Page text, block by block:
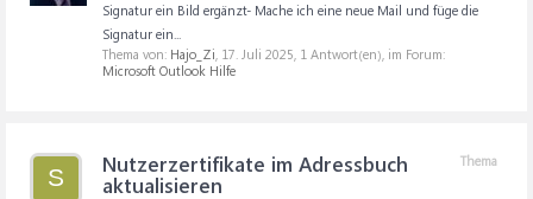
Signatur ein Bild ergänzt- Mache ich eine neue Mail und füge die
Signatur ein...
Thema von: Hajo_Zi, 17. Juli 2025, 1 Antwort(en), im Forum:
Microsoft Outlook Hilfe
S
Thema
Nutzerzertifikate im Adressbuch
aktualisieren